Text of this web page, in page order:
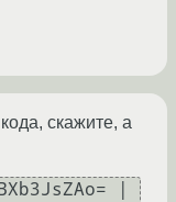
скажите, а
|